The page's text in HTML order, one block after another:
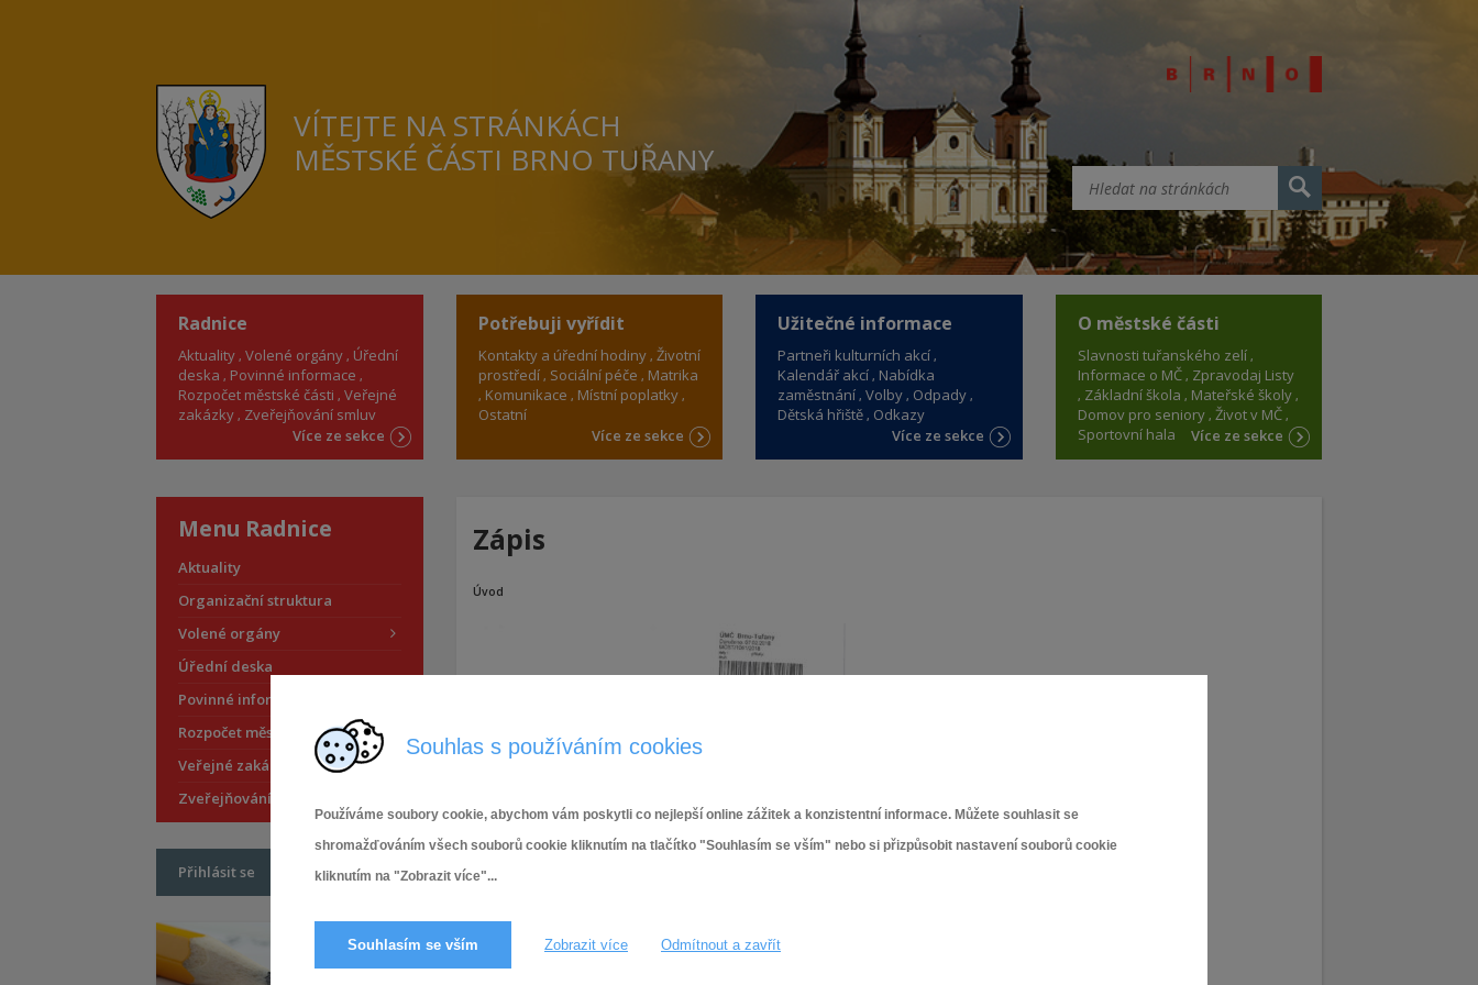
Souhlas s používáním cookies
Používáme soubory cookie, abychom vám poskytli co nejlepší online zážitek a konzistentní informace. Můžete souhlasit se
shromažďováním všech souborů cookie kliknutím na tlačítko "Souhlasím se vším" nebo si přizpůsobit nastavení souborů cookie
kliknutím na "Zobrazit více"...
Souhlasím se vším Zobrazit více Odmítnout a zavřít
VÍTEJTE NA STRÁNKÁCH
MĚSTSKÉ ČÁSTI BRNO TUŘANY
Radnice
Aktuality Volené orgány Úřední
deska
Povinné informace
Rozpočet městské části Veřejné
zakázky Zveřejňování smluv
Více ze sekce
Potřebuji vyřídit
Kontakty a úřední hodiny Životní
prostředí Sociální péče
Matrika
Komunikace
Místní poplatky
Ostatní
Více ze sekce
Užitečné informace
Partneři kulturních akcí
Kalendář akcí Nabídka
zaměstnání Volby Odpady
Dětská hřiště Odkazy
Více ze sekce
O městské části
Slavnosti tuřanského zelí
Informace o MČ Zpravodaj Listy
Základní škola
Mateřské školy
Domov pro seniory Život v MČ
Sportovní hala
Více ze sekce
Zápis
Úvod
Menu Radnice
Aktuality
Organizační struktura
Volené orgány
Úřední deska
Povinné informace
Rozpočet městské části
Veřejné zakázky
Zveřejňování smluv
Přihlásit se